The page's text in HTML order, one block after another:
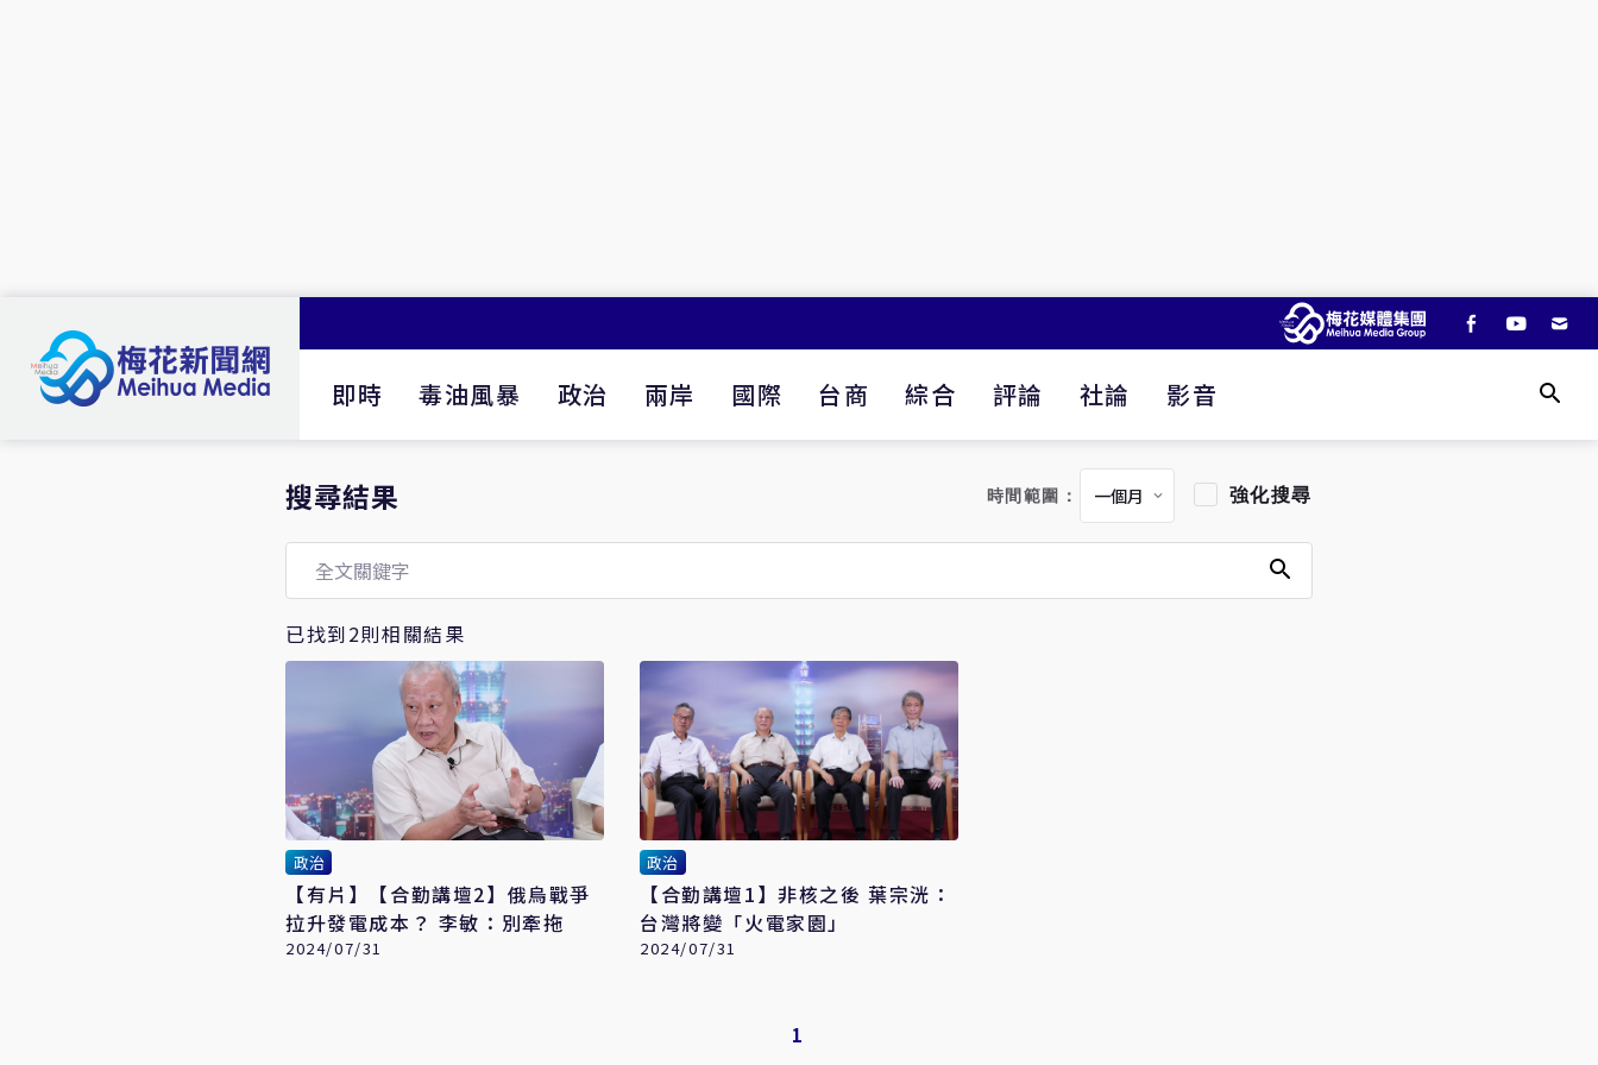
即時 毒油風暴 政治 兩岸 國際 台商 綜合 評論 社論 影音
搜尋結果 時間範圍： 強化搜尋
已找到2則相關結果
政治
【有片】【合勤講壇2】俄烏戰爭
拉升發電成本？ 李敏：別牽拖
2024/07/31
政治
【合勤講壇1】非核之後 葉宗洸：
台灣將變「火電家園」
2024/07/31
1